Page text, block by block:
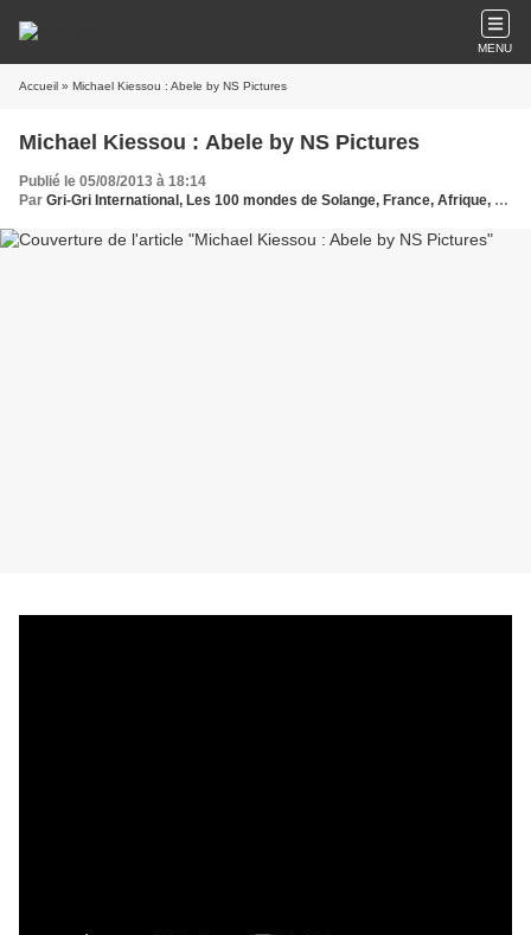
MENU
Accueil » Michael Kiessou : Abele by NS Pictures
Michael Kiessou : Abele by NS Pictures
Publié le 05/08/2013 à 18:14
Par Gri-Gri International, Les 100 mondes de Solange, France, Afrique, World, Ma solange Oussou, Afrique, USA, EU, Hope Music, Avignon, , Marseille , Michael Kiessou, NS Pictures